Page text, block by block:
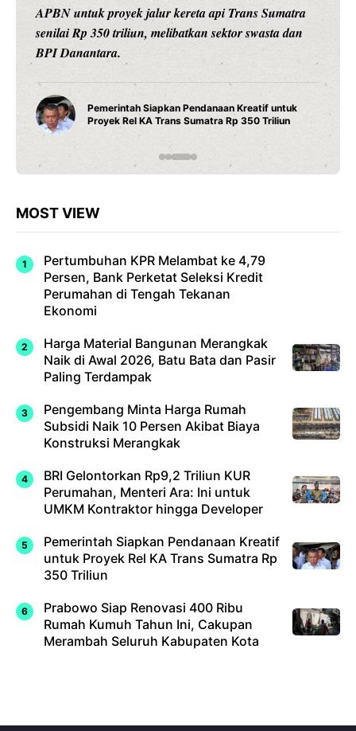
APBN untuk proyek jalur kereta api Trans Sumatra
senilai Rp 350 triliun, melibatkan sektor swasta dan
BPI Danantara.
Pemerintah Siapkan Pendanaan Kreatif untuk
Proyek Rel KA Trans Sumatra Rp 350 Triliun
MOST VIEW
Pertumbuhan KPR Melambat ke 4,79
Persen, Bank Perketat Seleksi Kredit
Perumahan di Tengah Tekanan
Ekonomi
Harga Material Bangunan Merangkak
Naik di Awal 2026, Batu Bata dan Pasir
Paling Terdampak
Pengembang Minta Harga Rumah
Subsidi Naik 10 Persen Akibat Biaya
Konstruksi Merangkak
BRI Gelontorkan Rp9,2 Triliun KUR
Perumahan, Menteri Ara: Ini untuk
UMKM Kontraktor hingga Developer
Pemerintah Siapkan Pendanaan Kreatif
untuk Proyek Rel KA Trans Sumatra Rp
350 Triliun
Prabowo Siap Renovasi 400 Ribu
Rumah Kumuh Tahun Ini, Cakupan
Merambah Seluruh Kabupaten Kota